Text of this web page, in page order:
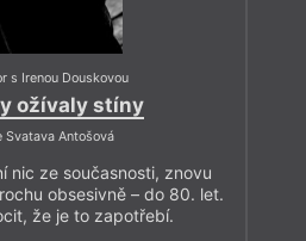
s Irenou Douskovou
ožívaly stíny
Svatava Antošová
nic ze současnosti, znovu
obsesivně – do 80. let.
že je to zapotřebí.